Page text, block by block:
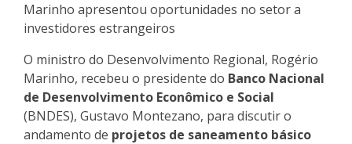
Marinho apresentou oportunidades no setor a
investidores estrangeiros
O ministro do Desenvolvimento Regional, Rogério
Marinho, recebeu o presidente do Banco Nacional
de Desenvolvimento Econômico e Social
(BNDES), Gustavo Montezano, para discutir o
andamento de projetos de saneamento básico